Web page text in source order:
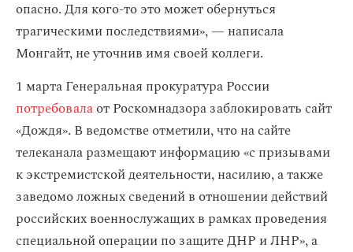
опасно. Для кого-то это может обернуться
трагическими последствиями», — написала
Монгайт, не уточнив имя своей коллеги.
1 марта Генеральная прокуратура России
потребовалаот Роскомнадзора заблокировать сайт
«Дождя». В ведомстве отметили, что на сайте
телеканала размещают информацию «с призывами
к экстремистской деятельности, насилию, а также
заведомо ложных сведений в отношении действий
российских военнослужащих в рамках проведения
специальной операции по защите ДНР и ЛНР», а